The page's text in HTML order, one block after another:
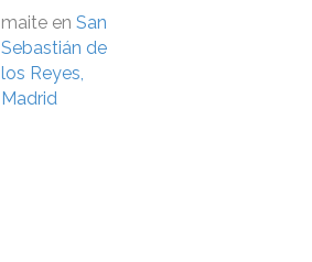
maite en San
Sebastián de
los Reyes,
Madrid